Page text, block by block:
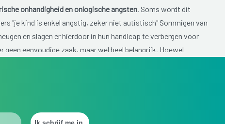
onhandigheid en onlogische angsten. Soms wordt dit
"je kind is enkel angstig, zeker niet autistisch" Sommigen van
en slagen er hierdoor in hun handicap te verbergen voor
geen eenvoudige zaak, maar wel heel belangrijk. Hoewel
beter inzicht in de noden van dit kind.